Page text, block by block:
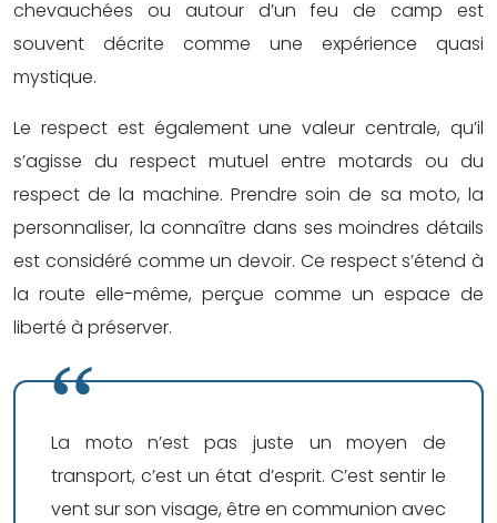
chevauchées ou autour d’un feu de camp est
souvent décrite comme une expérience quasi
mystique.
Le respect est également une valeur centrale, qu’il
s’agisse du respect mutuel entre motards ou du
respect de la machine. Prendre soin de sa moto, la
personnaliser, la connaître dans ses moindres détails
est considéré comme un devoir. Ce respect s’étend à
la route elle-même, perçue comme un espace de
liberté à préserver.
La moto n’est pas juste un moyen de
transport, c’est un état d’esprit. C’est sentir le
vent sur son visage, être en communion avec